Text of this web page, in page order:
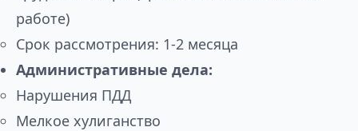
работе)
Срок рассмотрения: 1-2 месяца
Административные дела:
Нарушения ПДД
Мелкое хулиганство